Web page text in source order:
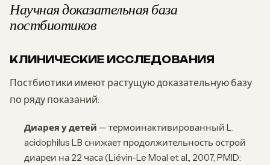
Научная доказательная база
постбиотиков
КЛИНИЧЕСКИЕ ИССЛЕДОВАНИЯ
Постбиотики имеют растущую доказательную базу
по ряду показаний:
Диарея у детей — термоинактивированный L.
acidophilus LB снижает продолжительность острой
диареи на 22 часа (Liévin-Le Moal et al., 2007, PMID: